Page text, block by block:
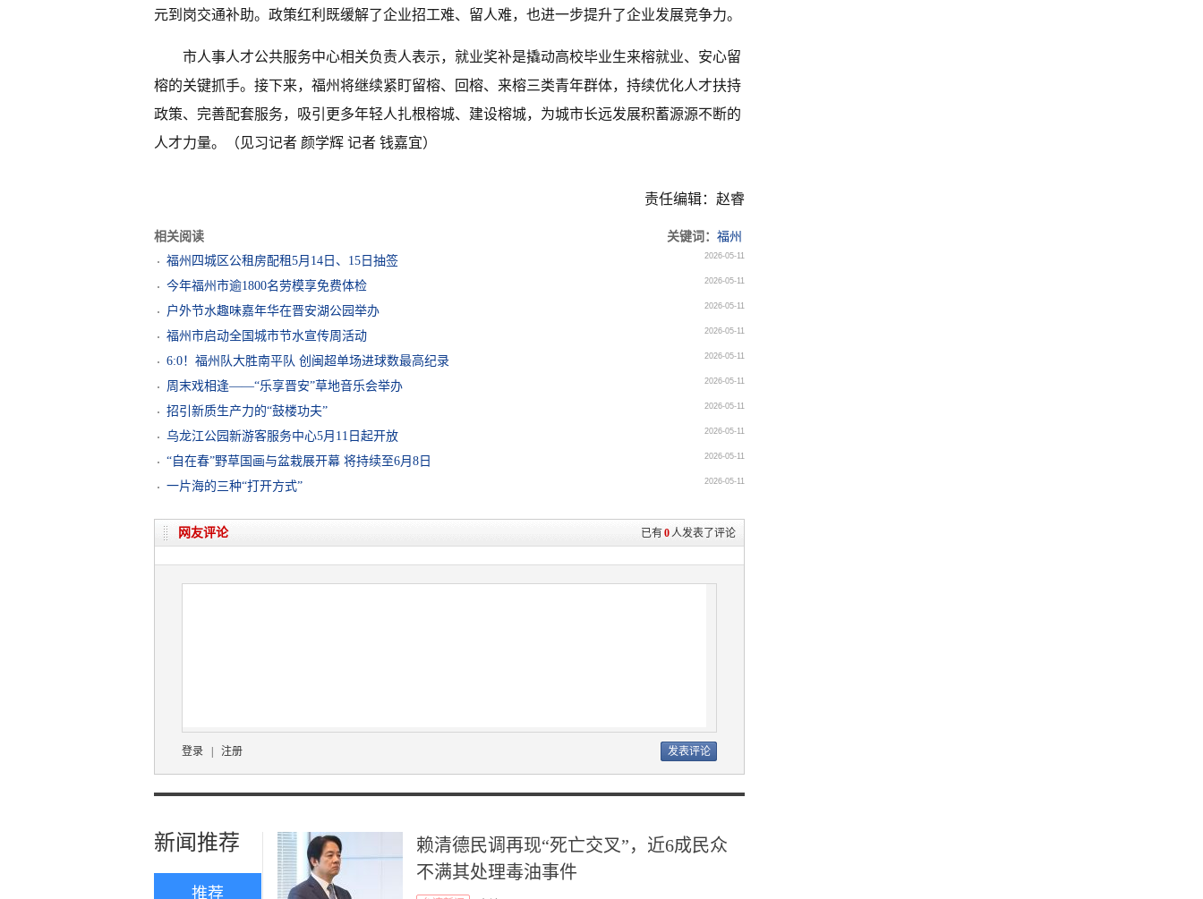
元到岗交通补助。政策红利既缓解了企业招工难、留人难，也进一步提升了企业发展竞争力。
市人事人才公共服务中心相关负责人表示，就业奖补是撬动高校毕业生来榕就业、安心留
榕的关键抓手。接下来，福州将继续紧盯留榕、回榕、来榕三类青年群体，持续优化人才扶持
政策、完善配套服务，吸引更多年轻人扎根榕城、建设榕城，为城市长远发展积蓄源源不断的
人才力量。（见习记者 颜学辉 记者 钱嘉宜）
责任编辑：赵睿
相关阅读 关键词： 福州
福州四城区公租房配租5月14日、15日抽签
2026-05-11
今年福州市逾1800名劳模享免费体检 2026-05-11
户外节水趣味嘉年华在晋安湖公园举办 2026-05-11
福州市启动全国城市节水宣传周活动 2026-05-11
6:0！福州队大胜南平队 创闽超单场进球数最高纪录 2026-05-11
周末戏相逢——“乐享晋安”草地音乐会举办 2026-05-11
招引新质生产力的“鼓楼功夫” 2026-05-11
乌龙江公园新游客服务中心5月11日起开放 2026-05-11
“自在春”野草国画与盆栽展开幕 将持续至6月8日 2026-05-11
一片海的三种“打开方式” 2026-05-11
已有0人发表了评论
网友评论
登录 注册
新闻推荐
推荐
赖清德民调再现“死亡交叉”，近6成民众
不满其处理毒油事件